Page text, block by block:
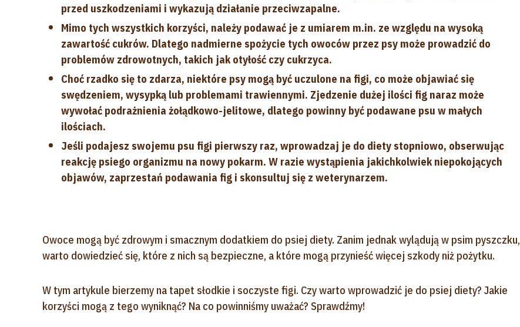
przed uszkodzeniami i wykazują działanie przeciwzapalne.
Mimo tych wszystkich korzyści, należy podawać je z umiarem m.in. ze względu na wysoką
zawartość cukrów. Dlatego nadmierne spożycie tych owoców przez psy może prowadzić do
problemów zdrowotnych, takich jak otyłość czy cukrzyca.
Choć rzadko się to zdarza, niektóre psy mogą być uczulone na figi, co może objawiać się
swędzeniem, wysypką lub problemami trawiennymi. Zjedzenie dużej ilości fig naraz może
wywołać podrażnienia żołądkowo-jelitowe, dlatego powinny być podawane psu w małych
ilościach.
Jeśli podajesz swojemu psu figi pierwszy raz, wprowadzaj je do diety stopniowo, obserwując
reakcję psiego organizmu na nowy pokarm. W razie wystąpienia jakichkolwiek niepokojących
objawów, zaprzestań podawania fig i skonsultuj się z weterynarzem.
Owoce mogą być zdrowym i smacznym dodatkiem do psiej diety. Zanim jednak wylądują w psim pyszczku,
warto dowiedzieć się, które z nich są bezpieczne, a które mogą przynieść więcej szkody niż pożytku.
W tym artykule bierzemy na tapet słodkie i soczyste figi. Czy warto wprowadzić je do psiej diety? Jakie
korzyści mogą z tego wyniknąć? Na co powinniśmy uważać? Sprawdźmy!